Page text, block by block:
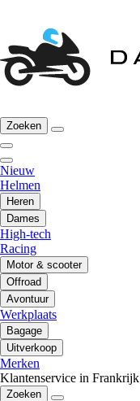
Zoeken
Nieuw
Helmen
Heren
Dames
High-tech
Racing
Motor & scooter
Offroad
Avontuur
Werkplaats
Bagage
Uitverkoop
Merken
Klantenservice in Frankrijk
Zoeken